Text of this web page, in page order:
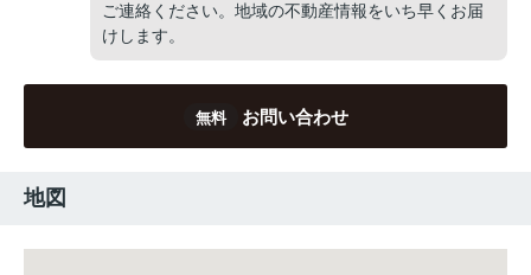
ご連絡ください。地域の不動産情報をいち早くお届
けします。
無料 お問い合わせ
地図